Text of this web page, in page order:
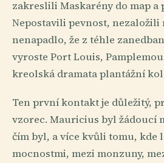
zakreslili Maskarény do map a
Nepostavili pevnost, nezaložili
nenapadlo, že z téhle
vyroste Port Louis,
kreolská dramata plantážní
Ten první kontakt je důležitý,
vzorec. Mauricius byl žádoucí
čím byl, a více kvůli tomu, kde
mocnostmi, mezi monzuny,